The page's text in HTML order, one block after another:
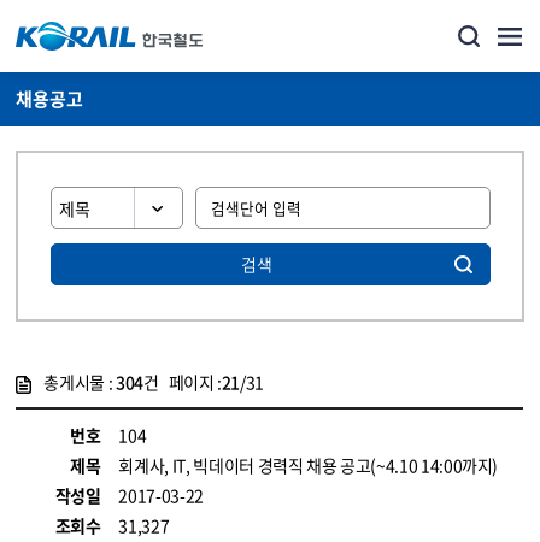
채용공고
검색
총게시물 :304건 페이지 :21/31
번호
104
제목
회계사, IT, 빅데이터 경력직 채용 공고(~4.10 14:00까지)
작성일
2017-03-22
조회수
31,327